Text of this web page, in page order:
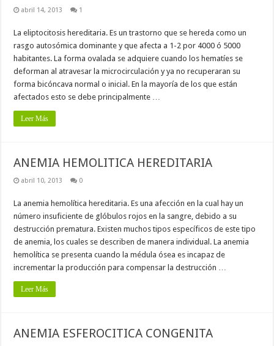
abril 14, 2013 1
La eliptocitosis hereditaria. Es un trastorno que se hereda como un
rasgo autosómica dominante y que afecta a 1-2 por 4000 ó 5000
habitantes. La forma ovalada se adquiere cuando los hematíes se
deforman al atravesar la microcirculación y ya no recuperaran su
forma bicóncava normal o inicial. En la mayoría de los que están
afectados esto se debe principalmente …
Leer Más
ANEMIA HEMOLITICA HEREDITARIA
abril 10, 2013 0
La anemia hemolítica hereditaria. Es una afección en la cual hay un
número insuficiente de glóbulos rojos en la sangre, debido a su
destrucción prematura. Existen muchos tipos específicos de este tipo
de anemia, los cuales se describen de manera individual. La anemia
hemolítica se presenta cuando la médula ósea es incapaz de
incrementar la producción para compensar la destrucción …
Leer Más
ANEMIA ESFEROCITICA CONGENITA